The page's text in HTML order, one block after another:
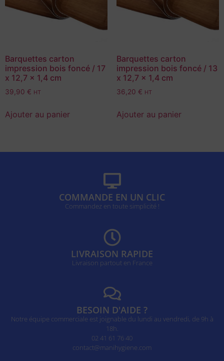
Barquettes carton
impression bois foncé / 17
x 12,7 x 1,4 cm
39,90 € HT
Ajouter au panier
Barquettes carton
impression bois foncé / 13
x 12,7 x 1,4 cm
36,20 € HT
Ajouter au panier
COMMANDE EN UN CLIC
Commandez en toute simplicité !
LIVRAISON RAPIDE
Livraison partout en France
BESOIN D'AIDE ?
Notre équipe commerciale est joignable du lundi au vendredi, de 9h à
18h.
02 41 61 76 40
contact@manihygiene.com